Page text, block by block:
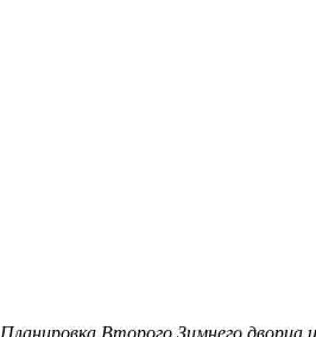
Планировка Второго Зимнего